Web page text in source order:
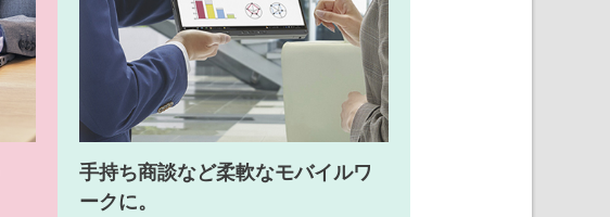
手持ち商談など柔軟なモバイルワ
ークに。